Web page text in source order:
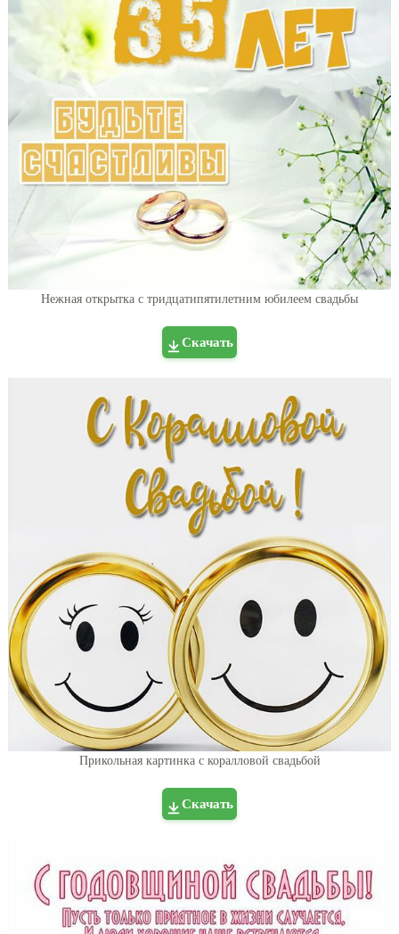
Нежная открытка с тридцатипятилетним юбилеем свадьбы
Скачать
Прикольная картинка с коралловой свадьбой
Скачать